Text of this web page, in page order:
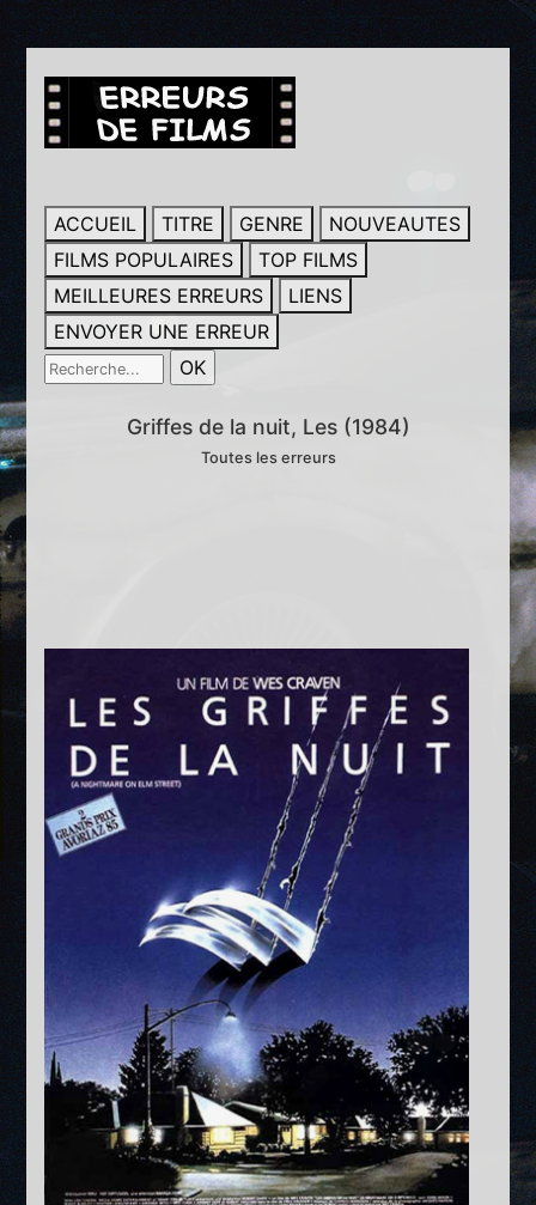
ACCUEIL TITRE GENRE
NOUVEAUTES
FILMS POPULAIRES
TOP FILMS
MEILLEURES ERREURS
LIENS
ENVOYER UNE ERREUR
Griffes de la nuit, Les (1984)
Toutes les erreurs